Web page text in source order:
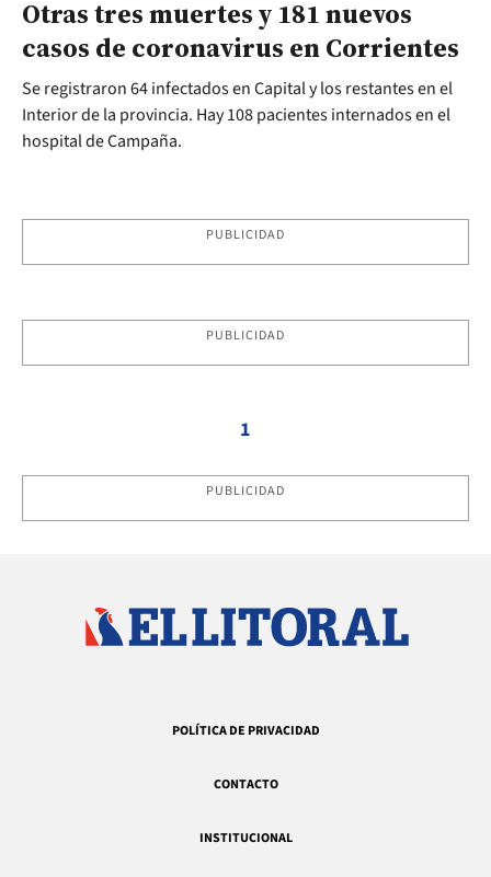
Otras tres muertes y 181 nuevos
casos de coronavirus en Corrientes
Se registraron 64 infectados en Capital y los restantes en el
Interior de la provincia. Hay 108 pacientes internados en el
hospital de Campaña.
PUBLICIDAD
PUBLICIDAD
1
PUBLICIDAD
POLÍTICA DE PRIVACIDAD
CONTACTO
INSTITUCIONAL